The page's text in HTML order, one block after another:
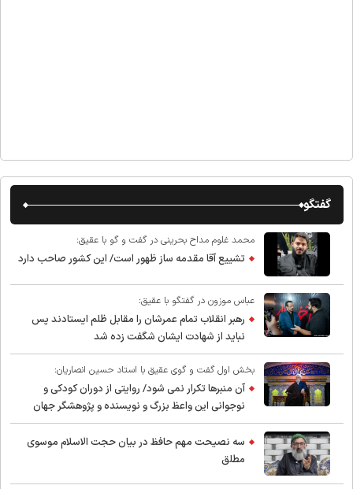
گفتگو
محمد غلوم مداح بحرینی در گفت و گو با عقیق:
تشییع آقا مقدمه ساز ظهور است/ این کشور صاحب دارد
عباس موزون در گفتگو با عقیق:
رهبر انقلاب تمام عمرشان را مقابل ظلم ایستادند پس
نباید از شهادت ایشان شگفت زده شد
بخش اول گفت و گوی عقیق با استاد حسین انصاریان:
آن منبرها تکرار نمی شود/ روایتی از دوران کودکی و
نوجوانی این واعظ بزرگ و نویسنده و پژوهشگر جهان
اسلام
سه نصیحت مهم حافظ در بیان حجت الاسلام موسوی
مطلق